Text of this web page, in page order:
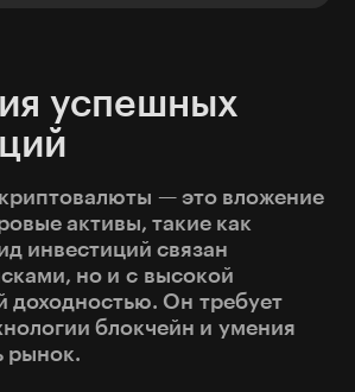
успешных
— это вложение
активы, такие как
инвестиций связан
но и с высокой
доходностью. Он требует
блокчейн и умения
рынок.